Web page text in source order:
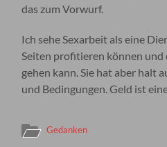
das zum Vorwurf.
Ich sehe Sexarbeit als eine
Seiten profitieren können
gehen kann. Sie hat aber halt
und Bedingungen. Geld ist
Gedanken